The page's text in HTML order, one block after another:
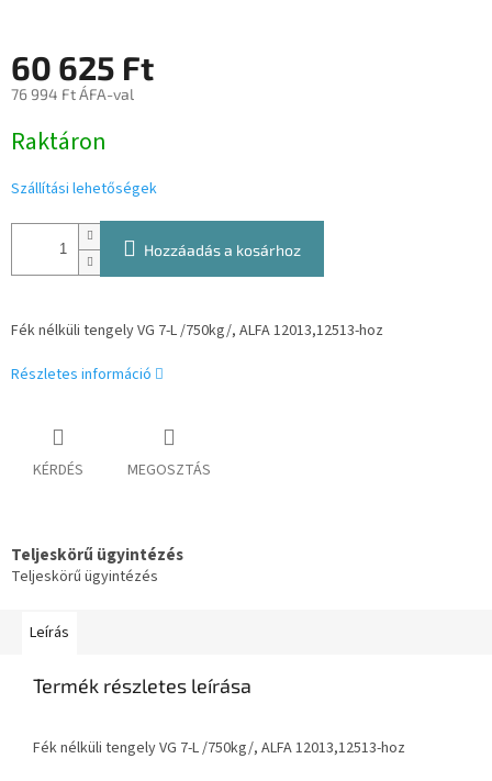
60 625 Ft
76 994 Ft ÁFA-val
Raktáron
Szállítási lehetőségek
Hozzáadás a kosárhoz
Fék nélküli tengely VG 7-L /750kg/, ALFA 12013,12513-hoz
Részletes információ
KÉRDÉS MEGOSZTÁS
Teljeskörű ügyintézés
Teljeskörű ügyintézés
Leírás
Termék részletes leírása
Fék nélküli tengely VG 7-L /750kg/, ALFA 12013,12513-hoz